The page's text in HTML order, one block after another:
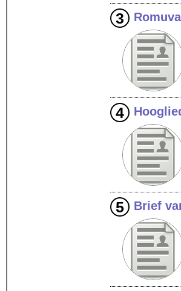
Brief